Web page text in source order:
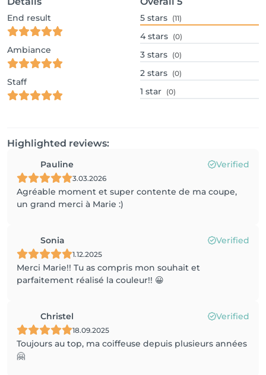
End result
Ambiance
Staff
5 stars (11)
4 stars (0)
3 stars (0)
2 stars (0)
1 star (0)
Highlighted reviews:
Pauline Verified
3.03.2026
Agréable moment et super contente de ma coupe,
un grand merci à Marie :)
Sonia Verified
1.12.2025
Merci Marie!! Tu as compris mon souhait et
parfaitement réalisé la couleur!! 😀
Christel Verified
18.09.2025
Toujours au top, ma coiffeuse depuis plusieurs années
🤗